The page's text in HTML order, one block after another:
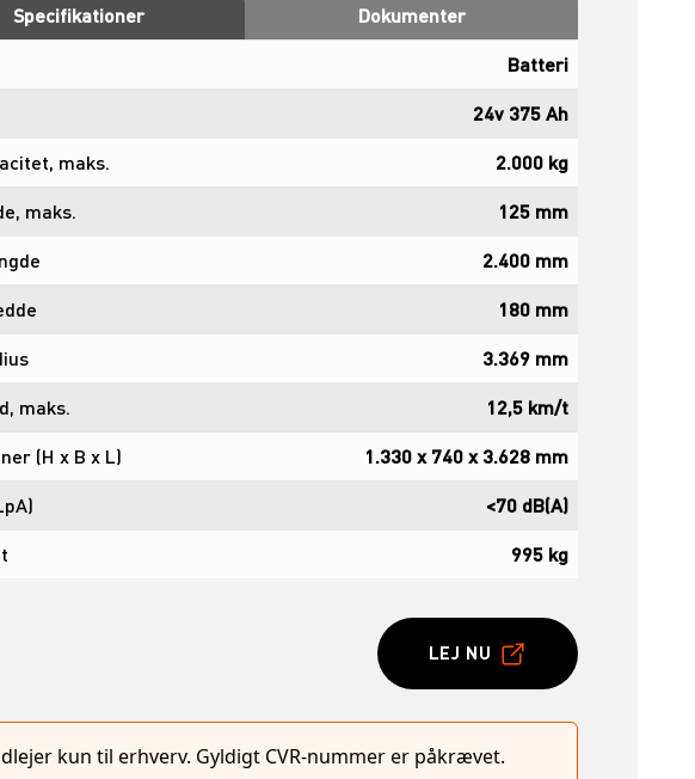
Specifikationer
Dokumenter
Batteri
24v 375 Ah
maks.
2.000 kg
maks.
125 mm
2.400 mm
180 mm
3.369 mm
maks.
12,5 km/t
(H x B x L)
1.330 x 740 x 3.628 mm
<70 dB(A)
995 kg
LEJ NU
kun til erhverv. Gyldigt CVR-nummer er påkrævet.